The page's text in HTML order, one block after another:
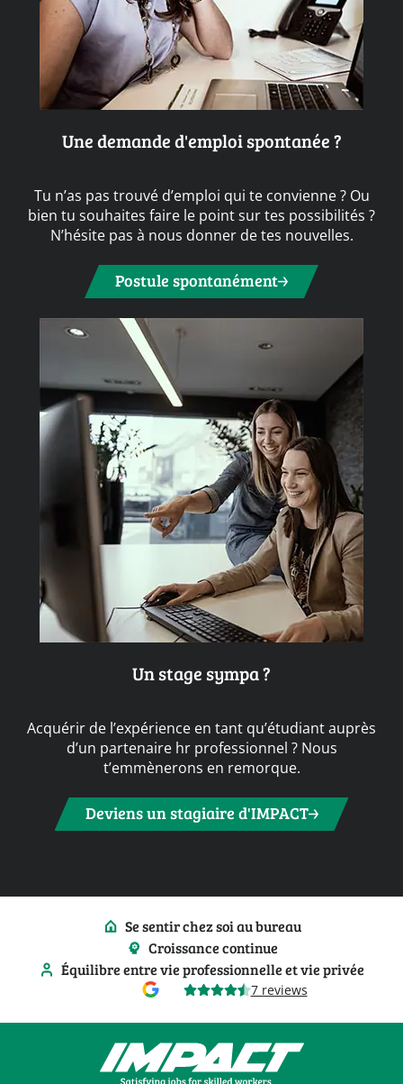
Une demande d'emploi spontanée ?
Tu n’as pas trouvé d’emploi qui te convienne ? Ou
bien tu souhaites faire le point sur tes possibilités ?
N’hésite pas à nous donner de tes nouvelles.
Postule spontanément
Un stage sympa ?
Acquérir de l’expérience en tant qu’étudiant auprès
d’un partenaire hr professionnel ? Nous
t’emmènerons en remorque.
Deviens un stagiaire d'IMPACT
Se sentir chez soi au bureau
Croissance continue
Équilibre entre vie professionnelle et vie privée
7 reviews